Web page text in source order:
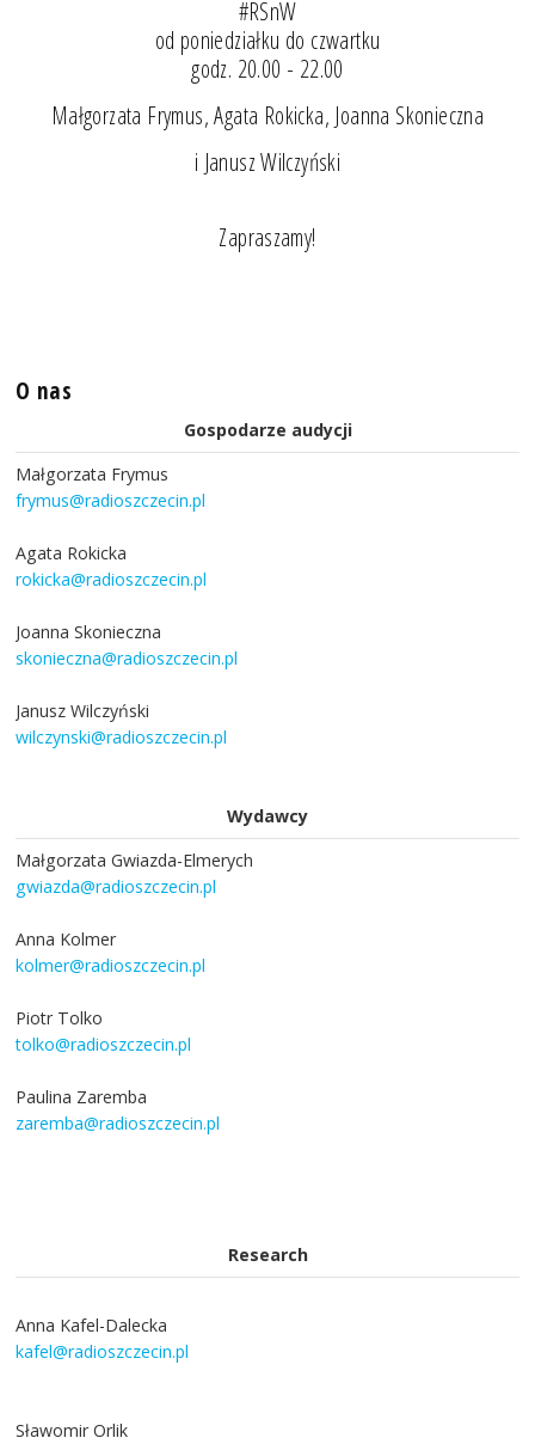
#RSnW
od poniedziałku do czwartku
godz. 20.00 - 22.00
Małgorzata Frymus, Agata Rokicka, Joanna Skonieczna
i Janusz Wilczyński
Zapraszamy!
O nas
Gospodarze audycji
Małgorzata Frymus
frymus@radioszczecin.pl
Agata Rokicka
rokicka@radioszczecin.pl
Joanna Skonieczna
skonieczna@radioszczecin.pl
Janusz Wilczyński
wilczynski@radioszczecin.pl
Wydawcy
Małgorzata Gwiazda-Elmerych
gwiazda@radioszczecin.pl
Anna Kolmer
kolmer@radioszczecin.pl
Piotr Tolko
tolko@radioszczecin.pl
Paulina Zaremba
zaremba@radioszczecin.pl
Research
Anna Kafel-Dalecka
kafel@radioszczecin.pl
Sławomir Orlik